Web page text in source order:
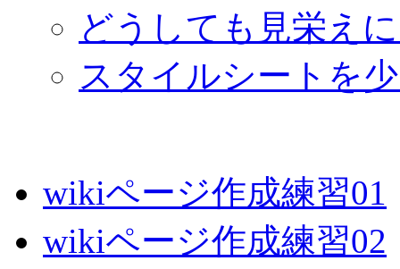
どうしても見栄え
スタイルシートを
wikiページ作成練習01
wikiページ作成練習02